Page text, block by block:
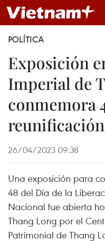
POLÍTICA
Exposición
Imperial de
conmemora
26/04/2023 09:38
Una exposición para
48 del Día de la
Nacional fue abierta
Thang Long por el
Patrimonial de Thang